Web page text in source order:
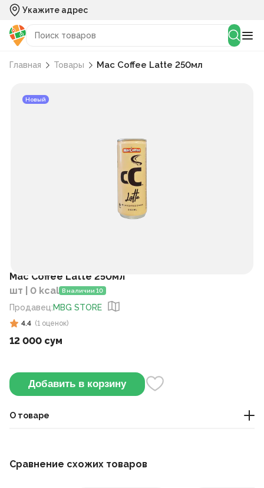
Укажите адрес
Главная Товары Mac Coffee Latte 250мл
Новый
Mac Coffee Latte 250мл
шт | 0 kcal В наличии 10
Продавец:MBG STORE
4.4 (1 оценок)
12 000 сум
Добавить в корзину
О товаре
Сравнение схожих товаров